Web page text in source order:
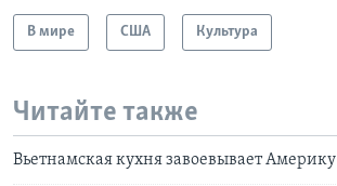
В мире США Культура
Читайте также
Вьетнамская кухня завоевывает Америку